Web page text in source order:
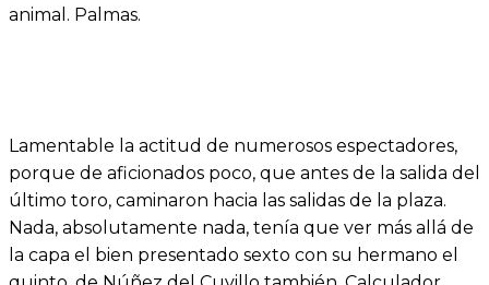
animal. Palmas.
Lamentable la actitud de numerosos espectadores,
porque de aficionados poco, que antes de la salida del
último toro, caminaron hacia las salidas de la plaza.
Nada, absolutamente nada, tenía que ver más allá de
la capa el bien presentado sexto con su hermano el